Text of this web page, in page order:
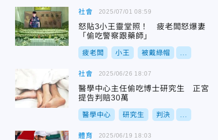
社會
怒貼3小王靈堂照！ 疲老闆怒爆妻
「偷吃警察跟藥師」
疲老闆 小王 被戴綠帽
2025/07/01 08:59
社會
醫學中心主任偷吃博士研究生 正宮
提告判賠30萬
醫學中心 研究生 判決
2025/06/26 18:07
體育 2025/06/19 18:03